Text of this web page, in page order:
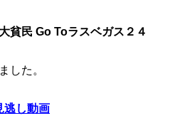
貧民 Go Toラスベガス２４
した。
逃し動画